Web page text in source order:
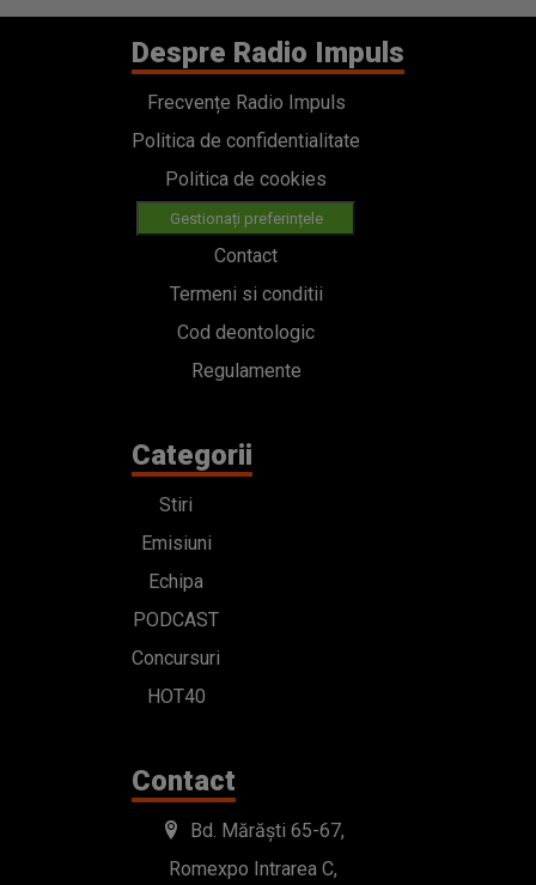
Despre Radio Impuls
Frecvențe Radio Impuls
Politica de confidentialitate
Politica de cookies
Gestionați preferințele
Contact
Termeni si conditii
Cod deontologic
Regulamente
Categorii
Stiri
Emisiuni
Echipa
PODCAST
Concursuri
HOT40
Contact
Bd. Mărăști 65-67,
Romexpo Intrarea C,